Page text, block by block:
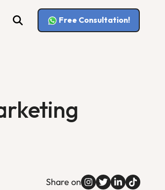
Free Consultation!
Share on